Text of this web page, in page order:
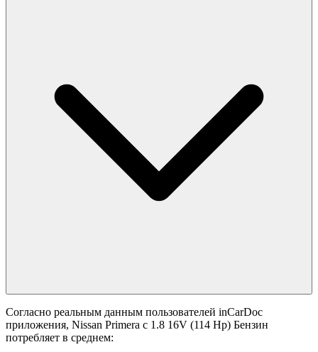
Согласно реальным данным пользователей inCarDoc
приложения, Nissan Primera с 1.8 16V (114 Hp) Бензин
потребляет в среднем: